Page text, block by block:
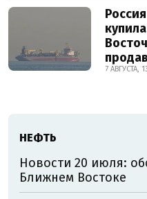
7 АВГУСТА,
НЕФТЬ
Новости 20 июля:
Ближнем Востоке